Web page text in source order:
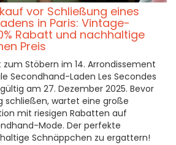
vor Schließung eines
in Paris: Vintage-
Rabatt und nachhaltige
Preis
Stöbern im 14. Arrondissement
Secondhand-Laden Les Secondes
am 27. Dezember 2025. Bevor
schließen, wartet eine große
mit riesigen Rabatten auf
Mode. Der perfekte
Schnäppchen zu ergattern!